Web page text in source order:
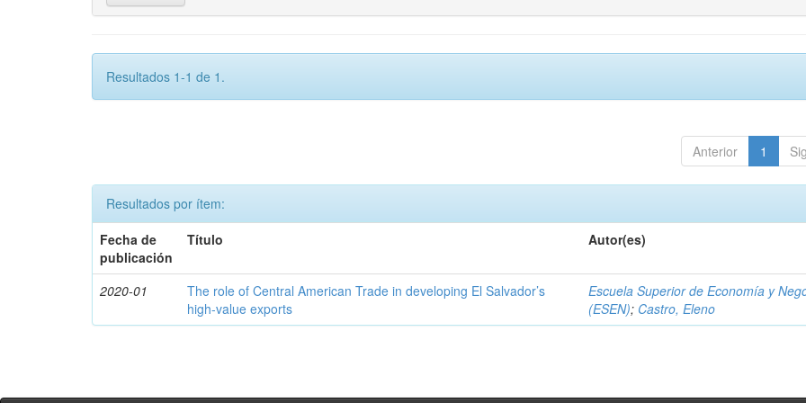
Resultados 1-1 de 1.
Anterior 1
Resultados por ítem:
Fecha de
publicación
Título Autor(es)
2020-01
The role of Central American Trade in developing El Salvador’s
high-value exports
Escuela Superior de Economía y
(ESEN); Castro, Eleno